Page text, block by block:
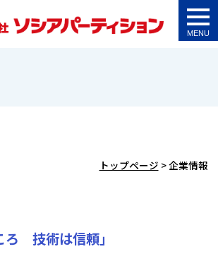
トップページ >企業情報
ろ 技術は信頼」